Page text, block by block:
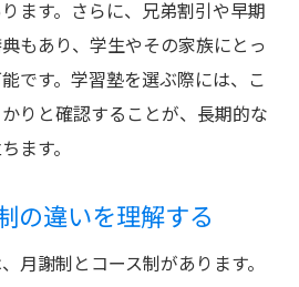
ューで料金対効果を確認
スの費用対効果を検討する
金プランを選ぶコツ
を視野に入れた料金選び
の料金透明性と割引制度
をマスターしよう
ます。さらに、兄弟割引や早期
もあり、学生やその家族にとっ
です。学習塾を選ぶ際には、こ
りと確認することが、長期的な
ます。
の違いを理解する
月謝制とコース制があります。